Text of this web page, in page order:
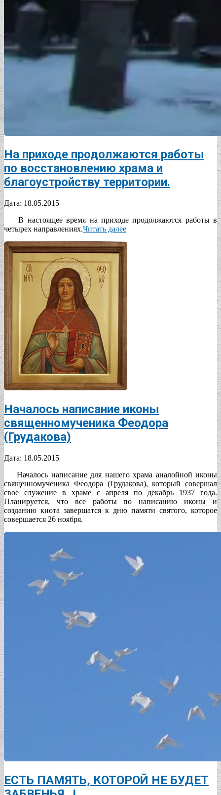
На приходе продолжаются работы
по восстановлению храма и
благоустройству территории.
2015-
18
Дата: 18.05.2015
В настоящее время на приходе продолжаются работы в
четырех направлениях.Читать далее
Началось написание иконы
священномученика Феодора
(Грудакова)
2015-
Дата: 18.05.2015
Началось написание для нашего храма аналойной иконы
священномученика Феодора (Грудакова), который совершал
свое служение в храме с апреля по декабрь 1937 года.
Планируется, что все работы по написанию иконы и
созданию киота завершатся к дню памяти святого, которое
совершается 26 ноября.
ЕСТЬ ПАМЯТЬ, КОТОРОЙ НЕ БУДЕТ